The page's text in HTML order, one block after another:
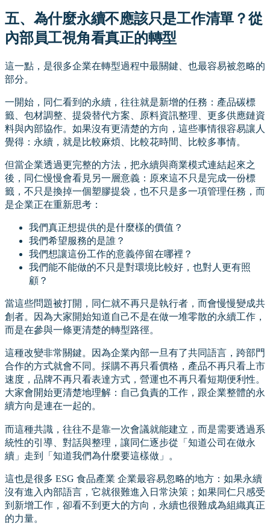
五、為什麼永續不應該只是工作清單？從
內部員工視角看真正的轉型
這一點，是很多企業在轉型過程中最關鍵、也最容易被忽略的
部分。
一開始，同仁看到的永續，往往就是新增的任務：產品碳標
籤、包材調整、提袋替代方案、原料資訊整理、更多供應鏈資
料與內部協作。如果沒有更清楚的方向，這些事情很容易讓人
覺得：永續，就是比較麻煩、比較花時間、比較多事情。
但當企業透過更完整的方法，把永續與商業模式連結起來之
後，同仁慢慢會看見另一層意義：原來這不只是完成一份標
籤，不只是換掉一個塑膠提袋，也不只是多一項管理任務，而
是企業正在重新思考：
我們真正想提供的是什麼樣的價值？
我們希望服務的是誰？
我們想讓這份工作的意義停留在哪裡？
我們能不能做的不只是對環境比較好，也對人更有照
顧？
當這些問題被打開，同仁就不再只是執行者，而會慢慢變成共
創者。因為大家開始知道自己不是在做一堆零散的永續工作，
而是在參與一條更清楚的轉型路徑。
這種改變非常關鍵。因為企業內部一旦有了共同語言，跨部門
合作的方式就會不同。採購不再只看價格，產品不再只看上市
速度，品牌不再只看表達方式，營運也不再只看短期便利性。
大家會開始更清楚地理解：自己負責的工作，跟企業整體的永
續方向是連在一起的。
而這種共識，往往不是靠一次會議就能建立，而是需要透過系
統性的引導、對話與整理，讓同仁逐步從「知道公司在做永
續」走到「知道我們為什麼要這樣做」。
這也是很多 ESG 食品產業 企業最容易忽略的地方：如果永續
沒有進入內部語言，它就很難進入日常決策；如果同仁只感受
到新增工作，卻看不到更大的方向，永續也很難成為組織真正
的力量。